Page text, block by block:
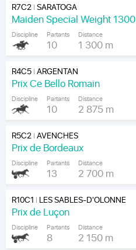
R7C2|SARATOGA
Maiden Special Weight 1300
Discipline Partants
10
Distance
1 300 m
R4C5|ARGENTAN
Prix Ce Bello Romain
Discipline Partants
10
Distance
2 875 m
R5C2|AVENCHES
Prix de Bordeaux
Discipline Partants
13
Distance
2 700 m
R10C1 | LES SABLES-D'OLONNE
Prix de Luçon
Discipline Partants
8
Distance
2 150 m